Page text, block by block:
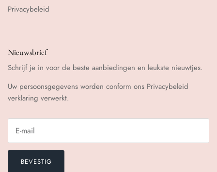
Privacybeleid
Nieuwsbrief
Schrijf je in voor de beste aanbiedingen en leukste nieuwtjes.
Uw persoonsgegevens worden conform ons Privacybeleid
verklaring verwerkt.
BEVESTIG